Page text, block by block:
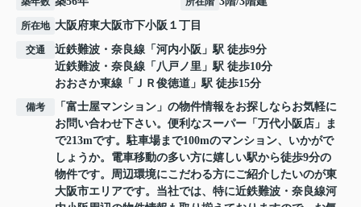
所在地 大阪府東大阪市下小阪 １丁目
交通 近鉄難波・奈良線 「 河内小阪 」駅 徒歩9分
近鉄難波・奈良線 「 八戸ノ里 」駅 徒歩10分
おおさか東線 「 ＪＲ俊徳道 」駅 徒歩15分
備考
「富士屋マンション」の物件情報をお探しならお気軽に
お問い合わせ下さい。便利なスーパー「万代小阪店」ま
で213mです。駐車場まで100mのマンション、いかがで
しょうか。電車移動の多い方に嬉しい駅から徒歩9分の
物件です。周辺環境にこだわる方にご紹介したいのが東
大阪市エリアです。当社では、特に近鉄難波・奈良線河